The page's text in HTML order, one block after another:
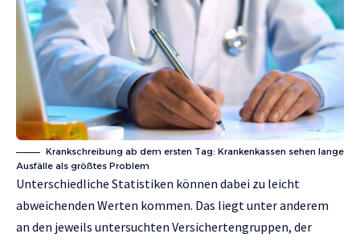
Krankschreibung ab dem ersten Tag: Krankenkassen sehen lange
Ausfälle als größtes Problem
Unterschiedliche Statistiken können dabei zu leicht
abweichenden Werten kommen. Das liegt unter anderem
an den jeweils untersuchten Versichertengruppen, der